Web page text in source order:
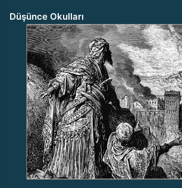
Düşünce Okulları